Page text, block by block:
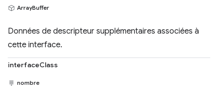
ArrayBuffer
Données de descripteur supplémentaires associées à
cette interface.
interfaceClass
nombre